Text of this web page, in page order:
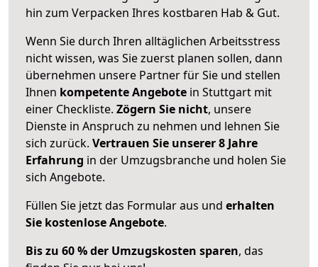
hin zum Verpacken Ihres kostbaren Hab & Gut.
Wenn Sie durch Ihren alltäglichen Arbeitsstress
nicht wissen, was Sie zuerst planen sollen, dann
übernehmen unsere Partner für Sie und stellen
Ihnen kompetente Angebote in Stuttgart mit
einer Checkliste. Zögern Sie nicht, unsere
Dienste in Anspruch zu nehmen und lehnen Sie
sich zurück. Vertrauen Sie unserer 8 Jahre
Erfahrung in der Umzugsbranche und holen Sie
sich Angebote.
Füllen Sie jetzt das Formular aus und erhalten
Sie kostenlose Angebote.
Bis zu 60 % der Umzugskosten sparen, das